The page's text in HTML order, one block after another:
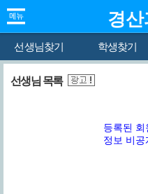
경산
선생님찾기 학생찾기
선생님 목록
등록된 회
정보 비공